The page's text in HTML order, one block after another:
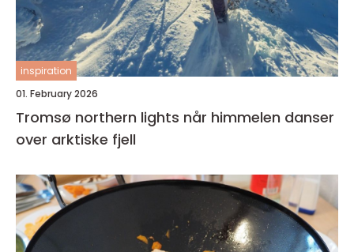
inspiration
01. February 2026
Tromsø northern lights når himmelen danser
over arktiske fjell